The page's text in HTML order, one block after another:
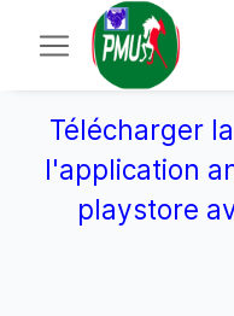
Télécharger
l'application
playstore